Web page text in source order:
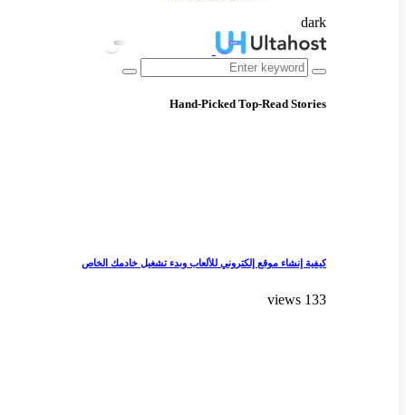
dark
Hand-Picked Top-Read Stories
كيفية إنشاء موقع إلكتروني للألعاب وبدء تشغيل خادمك الخاص
133 views